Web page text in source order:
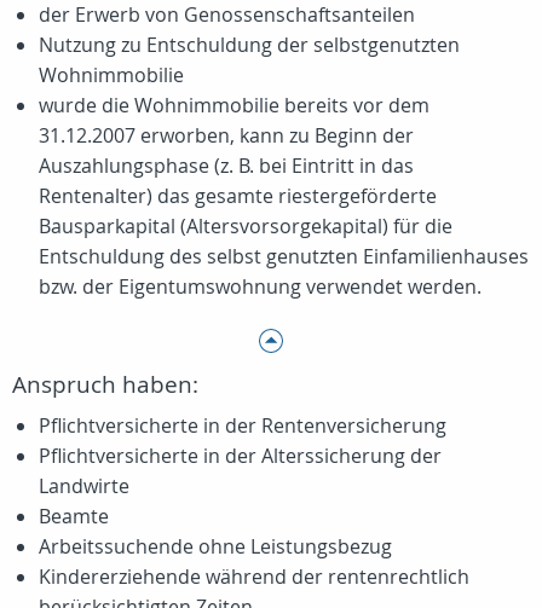
der Erwerb von Genossenschaftsanteilen
Nutzung zu Entschuldung der selbstgenutzten
Wohnimmobilie
wurde die Wohnimmobilie bereits vor dem
31.12.2007 erworben, kann zu Beginn der
Auszahlungsphase (z. B. bei Eintritt in das
Rentenalter) das gesamte riestergeförderte
Bausparkapital (Altersvorsorgekapital) für die
Entschuldung des selbst genutzten Einfamilienhauses
bzw. der Eigentumswohnung verwendet werden.
Anspruch haben:
Pflichtversicherte in der Rentenversicherung
Pflichtversicherte in der Alterssicherung der
Landwirte
Beamte
Arbeitssuchende ohne Leistungsbezug
Kindererziehende während der rentenrechtlich